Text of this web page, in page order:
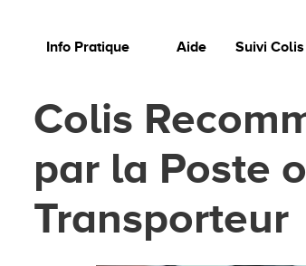
Info Pratique Aide Suivi Colis
Colis
par la Poste
Transporteur